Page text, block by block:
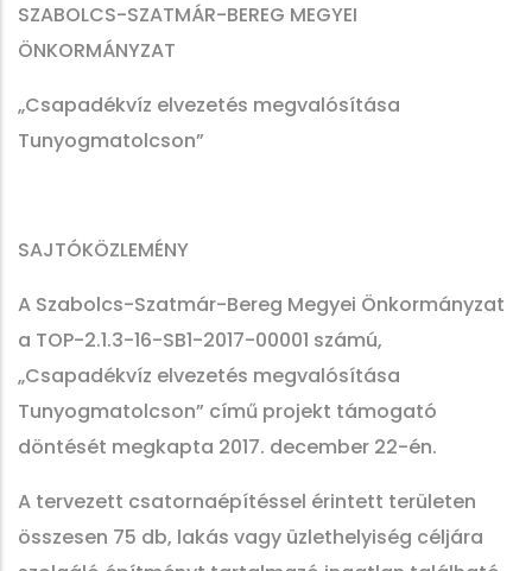
SZABOLCS-SZATMÁR-BEREG MEGYEI
ÖNKORMÁNYZAT
„Csapadékvíz elvezetés megvalósítása
Tunyogmatolcson”
SAJTÓKÖZLEMÉNY
A Szabolcs-Szatmár-Bereg Megyei Önkormányzat
a TOP-2.1.3-16-SB1-2017-00001 számú,
„Csapadékvíz elvezetés megvalósítása
Tunyogmatolcson” című projekt támogató
döntését megkapta 2017. december 22-én.
A tervezett csatornaépítéssel érintett területen
összesen 75 db, lakás vagy üzlethelyiség céljára